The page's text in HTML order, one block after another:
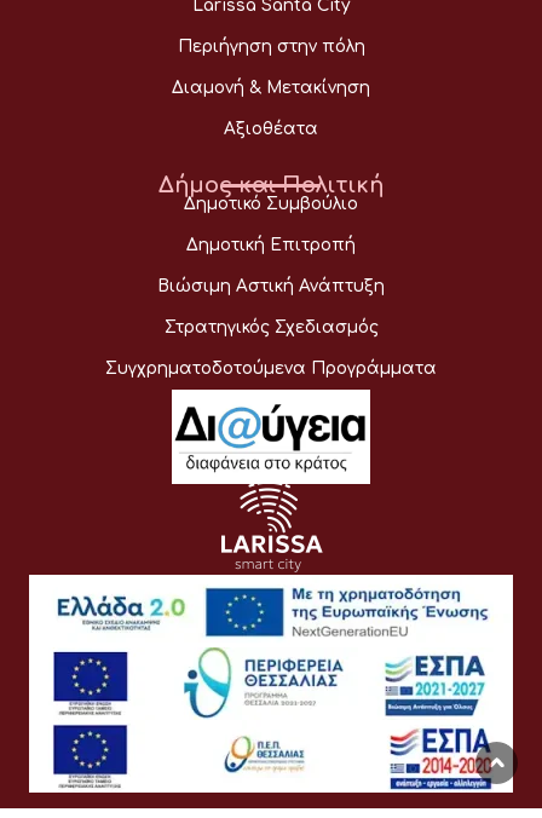
Larissa Santa City
Περιήγηση στην πόλη
Διαμονή & Μετακίνηση
Αξιοθέατα
Δήμος και Πολιτική
Δημοτικό Συμβούλιο
Δημοτική Επιτροπή
Βιώσιμη Αστική Ανάπτυξη
Στρατηγικός Σχεδιασμός
Συγχρηματοδοτούμενα Προγράμματα